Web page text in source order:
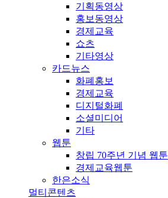
기획동영상
홍보동영상
경제교육
쇼츠
기타영상
카드뉴스
화폐홍보
경제교육
디지털화폐
소셜미디어
기타
웹툰
창립 70주년 기념 웹툰
경제교육웹툰
한은소식
멀티콘텐츠